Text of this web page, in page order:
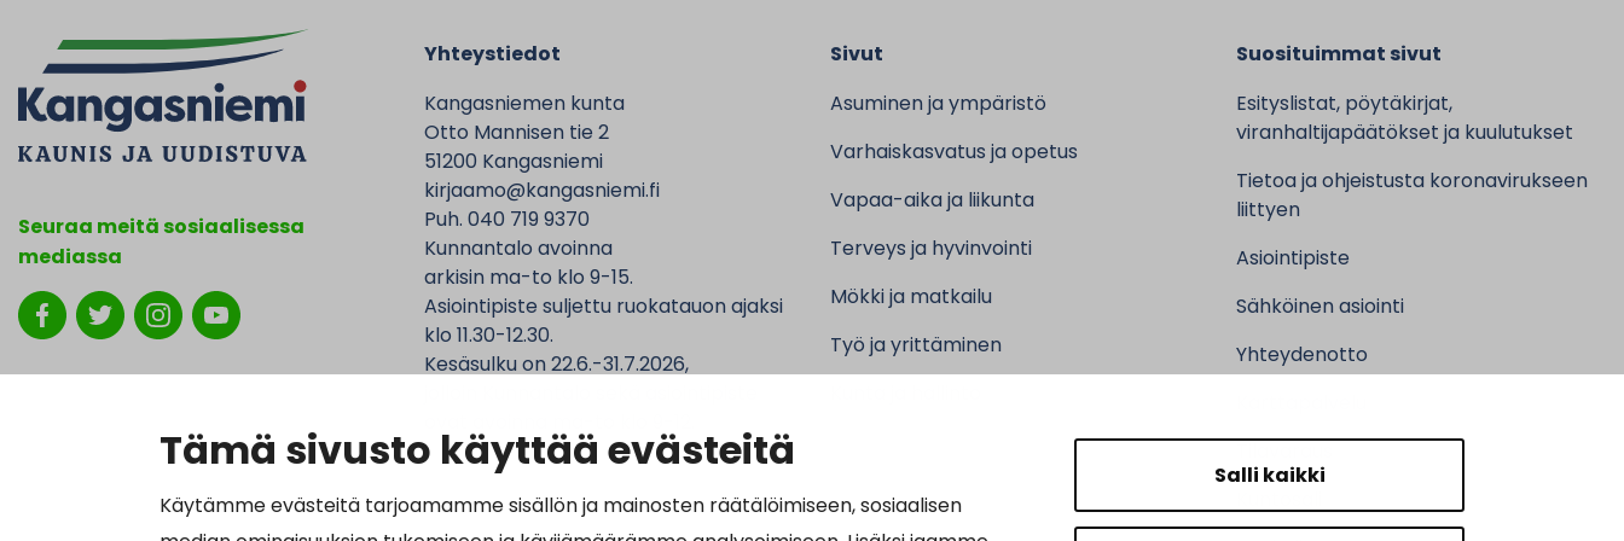
Tämä sivusto käyttää evästeitä
Käytämme evästeitä tarjoamamme sisällön ja mainosten räätälöimiseen, sosiaalisen
Salli kaikki
Seuraa meitä sosiaalisessa
mediassa
Yhteystiedot
Kangasniemen kunta
Otto Mannisen tie 2
51200 Kangasniemi
kirjaamo@kangasniemi.fi
Puh. 040 719 9370
Kunnantalo avoinna
arkisin ma-to klo 9-15.
Asiointipiste suljettu ruokatauon ajaksi
klo 11.30-12.30.
Kesäsulku on 22.6.-31.7.2026,
Sivut
Asuminen ja ympäristö
Varhaiskasvatus ja opetus
Vapaa-aika ja liikunta
Terveys ja hyvinvointi
Mökki ja matkailu
Työ ja yrittäminen
Suosituimmat sivut
Esityslistat, pöytäkirjat,
viranhaltijapäätökset ja kuulutukset
Tietoa ja ohjeistusta koronavirukseen
liittyen
Asiointipiste
Sähköinen asiointi
Yhteydenotto